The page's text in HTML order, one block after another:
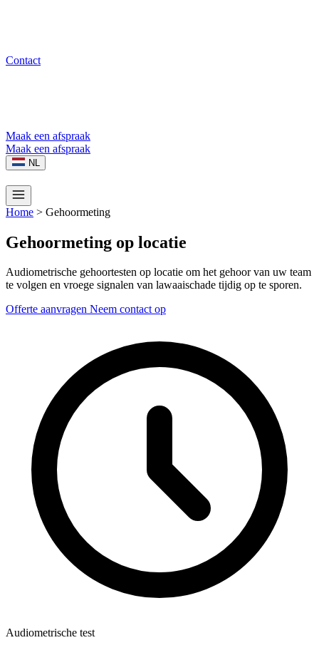
Contact
Maak een afspraak
Maak een afspraak
NL
Home > Gehoormeting
Gehoormeting op locatie
Audiometrische gehoortesten op locatie om het gehoor van uw team
te volgen en vroege signalen van lawaaischade tijdig op te sporen.
Offerte aanvragen Neem contact op
Audiometrische test